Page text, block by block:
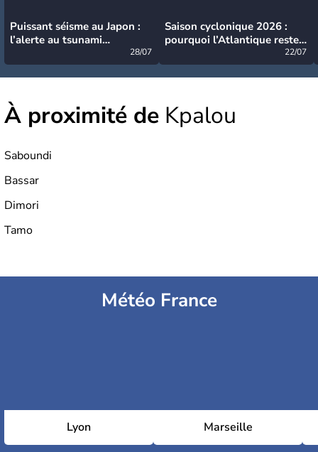
Puissant séisme au Japon :
l’alerte au tsunami
28/07
Saison cyclonique 2026 :
pourquoi l’Atlantique reste
22/07
À proximité de Kpalou
Saboundi
Bassar
Dimori
Tamo
Météo France
Lyon Marseille